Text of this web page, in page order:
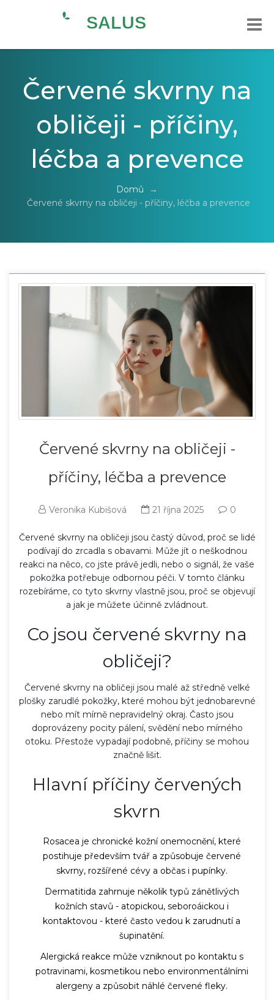
Červené skvrny na
obličeji - příčiny,
léčba a prevence
Domů
→
Červené skvrny na obličeji - příčiny, léčba a prevence
Červené skvrny na obličeji -
příčiny, léčba a prevence
Veronika Kubišová 21 října 2025 0
Červené skvrny na obličeji jsou častý důvod, proč se lidé
podívají do zrcadla s obavami. Může jít o neškodnou
reakci na něco, co jste právě jedli, nebo o signál, že vaše
pokožka potřebuje odbornou péči. V tomto článku
rozebíráme, co tyto skvrny vlastně jsou, proč se objevují
a jak je můžete účinně zvládnout.
Co jsou červené skvrny na
obličeji?
Červené skvrny na obličeji jsou malé až středně velké
plošky zarudlé pokožky, které mohou být jednobarevné
nebo mít mírně nepravidelný okraj. Často jsou
doprovázeny pocity pálení, svědění nebo mírného
otoku. Přestože vypadají podobně, příčiny se mohou
značně lišit.
Hlavní příčiny červených
skvrn
Rosacea je chronické kožní onemocnění, které
postihuje především tvář a způsobuje červené
skvrny, rozšířené cévy a občas i pupínky.
Dermatitida zahrnuje několik typů zánětlivých
kožních stavů - atopickou, seboroáickou i
kontaktovou - které často vedou k zarudnutí a
šupinatění.
Alergická reakce může vzniknout po kontaktu s
potravinami, kosmetikou nebo environmentálními
alergeny a způsobit náhlé červené fleky.